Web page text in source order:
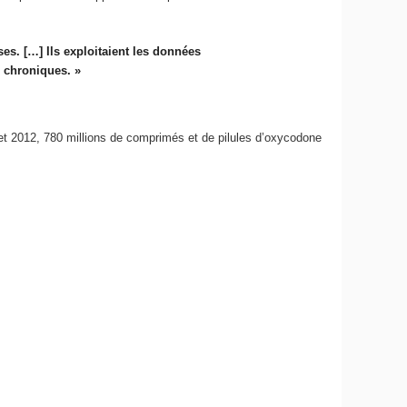
[…] Ils exploitaient les données
chroniques. »
2012, 780 millions de comprimés et de pilules d’oxycodone